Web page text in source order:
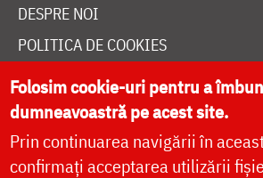
DESPRE NOI
POLITICA DE COOKIES
DONEAZĂ ONLINE PENTRU
LIVE
Folosim cookie-uri pentru a
dumneavoastră pe acest site.
Prin continuarea navigării în
confirmați acceptarea utilizării